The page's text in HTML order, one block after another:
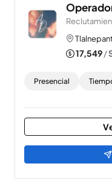
17,549/
Presencial